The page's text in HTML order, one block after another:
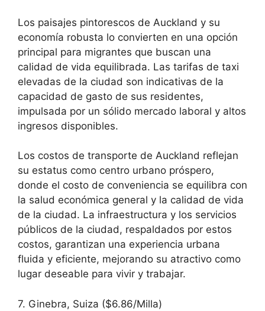
Los paisajes pintorescos de Auckland y su
economía robusta lo convierten en una opción
principal para migrantes que buscan una
calidad de vida equilibrada. Las tarifas de taxi
elevadas de la ciudad son indicativas de la
capacidad de gasto de sus residentes,
impulsada por un sólido mercado laboral y altos
ingresos disponibles.
Los costos de transporte de Auckland reflejan
su estatus como centro urbano próspero,
donde el costo de conveniencia se equilibra con
la salud económica general y la calidad de vida
de la ciudad. La infraestructura y los servicios
públicos de la ciudad, respaldados por estos
costos, garantizan una experiencia urbana
fluida y eficiente, mejorando su atractivo como
lugar deseable para vivir y trabajar.
7. Ginebra, Suiza ($6.86/Milla)